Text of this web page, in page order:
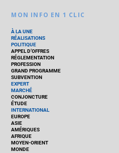
MON INFO EN 1 CLIC
À LA UNE
RÉALISATIONS
POLITIQUE
APPEL D’OFFRES
RÉGLEMENTATION
PROFESSION
GRAND PROGRAMME
SUBVENTION
EXPERT
MARCHÉ
CONJONCTURE
ÉTUDE
INTERNATIONAL
EUROPE
ASIE
AMÉRIQUES
AFRIQUE
MOYEN-ORIENT
MONDE